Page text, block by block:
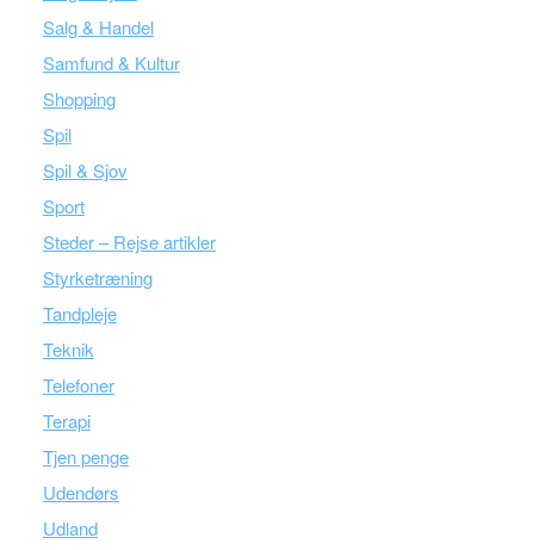
Salg & Handel
Samfund & Kultur
Shopping
Spil
Spil & Sjov
Sport
Steder – Rejse artikler
Styrketræning
Tandpleje
Teknik
Telefoner
Terapi
Tjen penge
Udendørs
Udland